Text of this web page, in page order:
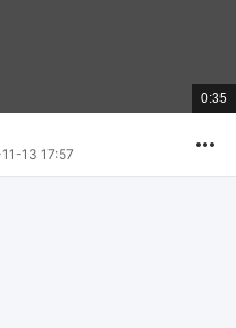
總
共
0:35
13 17:57